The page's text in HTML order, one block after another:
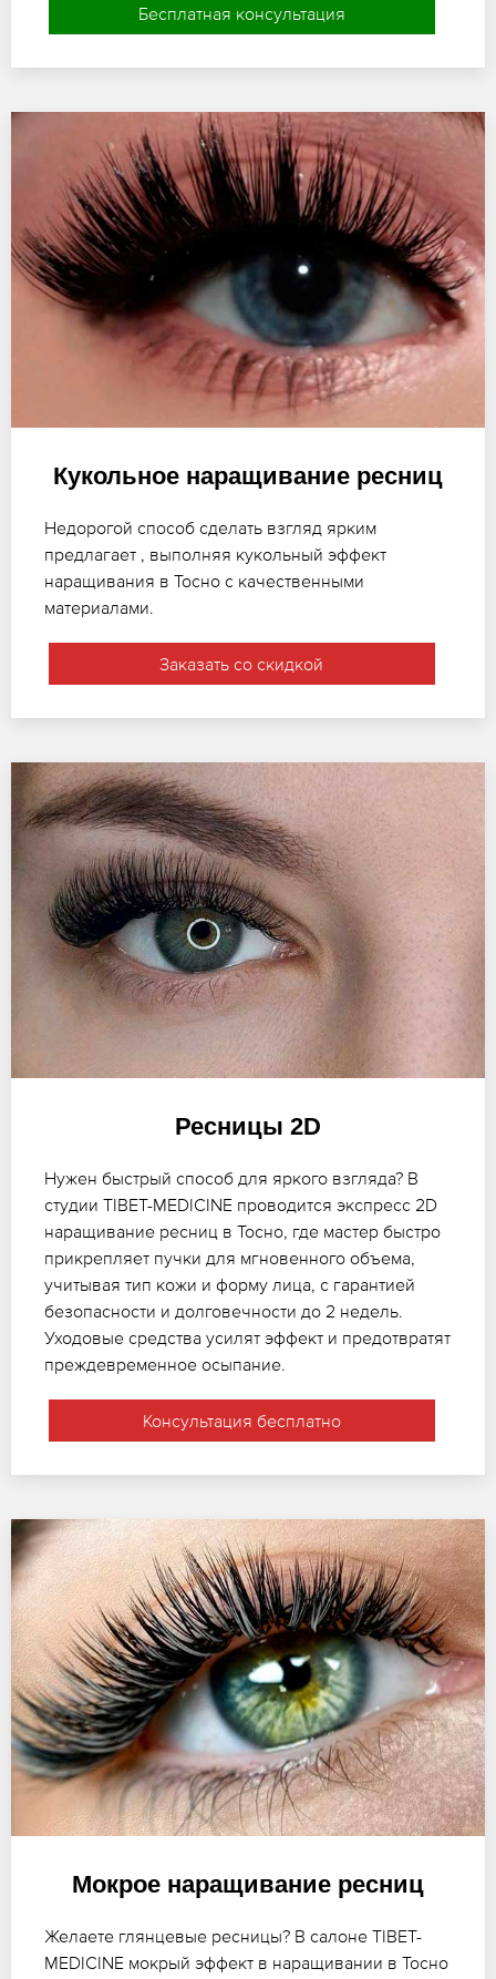
Бесплатная консультация
Кукольное наращивание ресниц
Недорогой способ сделать взгляд ярким
предлагает , выполняя кукольный эффект
наращивания в Тосно с качественными
материалами.
Заказать со скидкой
Ресницы 2D
Нужен быстрый способ для яркого взгляда? В
студии TIBET-MEDICINE проводится экспресс 2D
наращивание ресниц в Тосно, где мастер быстро
прикрепляет пучки для мгновенного объема,
учитывая тип кожи и форму лица, с гарантией
безопасности и долговечности до 2 недель.
Уходовые средства усилят эффект и предотвратят
преждевременное осыпание.
Консультация бесплатно
Мокрое наращивание ресниц
Желаете глянцевые ресницы? В салоне TIBET-
MEDICINE мокрый эффект в наращивании в Тосно